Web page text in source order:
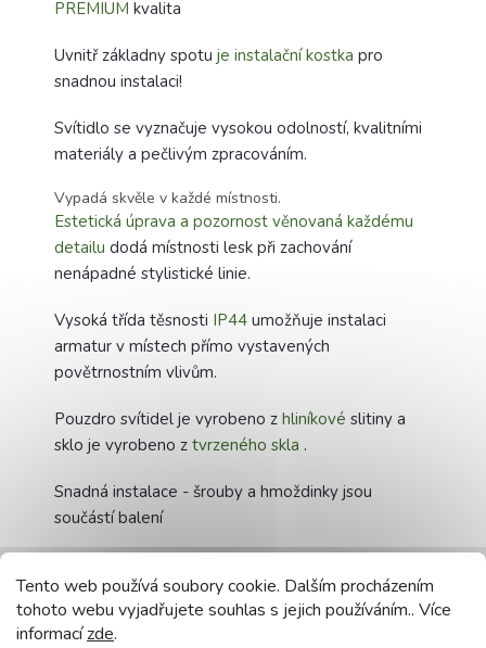
Tento web používá soubory cookie. Dalším procházením
tohoto webu vyjadřujete souhlas s jejich používáním.. Více
informacízde.
PREMIUM kvalita
Uvnitř základny spotu je instalační kostka pro
snadnou instalaci!
Svítidlo se vyznačuje vysokou odolností, kvalitními
materiály a pečlivým zpracováním.
Vypadá skvěle v každé místnosti.
Estetická úprava a pozornost věnovaná každému
detailu dodá místnosti lesk při zachování
nenápadné stylistické linie.
Vysoká třída těsnosti IP44 umožňuje instalaci
armatur v místech přímo vystavených
povětrnostním vlivům.
Pouzdro svítidel je vyrobeno z hliníkové slitiny a
sklo je vyrobeno z tvrzeného skla .
Snadná instalace - šrouby a hmoždinky jsou
součástí balení
interiéru.
Technické údaje: Typ lampy: